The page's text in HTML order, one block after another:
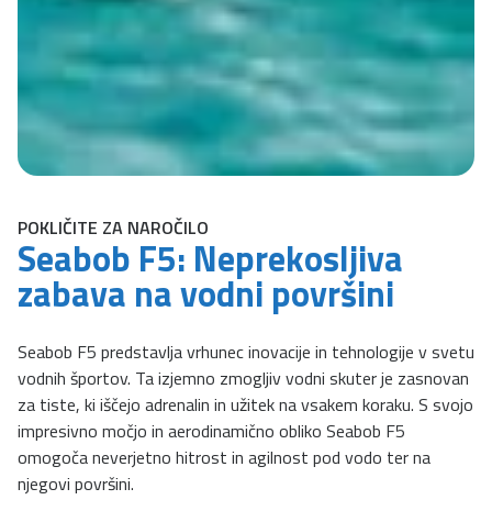
POKLIČITE ZA NAROČILO
Seabob F5: Neprekosljiva
zabava na vodni površini
Seabob F5 predstavlja vrhunec inovacije in tehnologije v svetu
vodnih športov. Ta izjemno zmogljiv vodni skuter je zasnovan
za tiste, ki iščejo adrenalin in užitek na vsakem koraku. S svojo
impresivno močjo in aerodinamično obliko Seabob F5
omogoča neverjetno hitrost in agilnost pod vodo ter na
njegovi površini.